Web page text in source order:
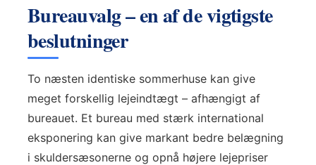
Bureauvalg – en af de vigtigste
beslutninger
To næsten identiske sommerhuse kan give
meget forskellig lejeindtægt – afhængigt af
bureauet. Et bureau med stærk international
eksponering kan give markant bedre belægning
i skuldersæsonerne og opnå højere lejepriser